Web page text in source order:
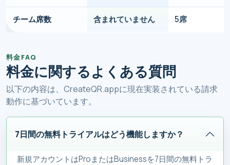
チーム席数 含まれていません 5席
料金FAQ
料金に関するよくある質問
以下の内容は、CreateQR.appに現在実装されている請求
動作に基づいています。
7日間の無料トライアルはどう機能しますか？
新規アカウントはProまたはBusinessを7日間の無料トラ